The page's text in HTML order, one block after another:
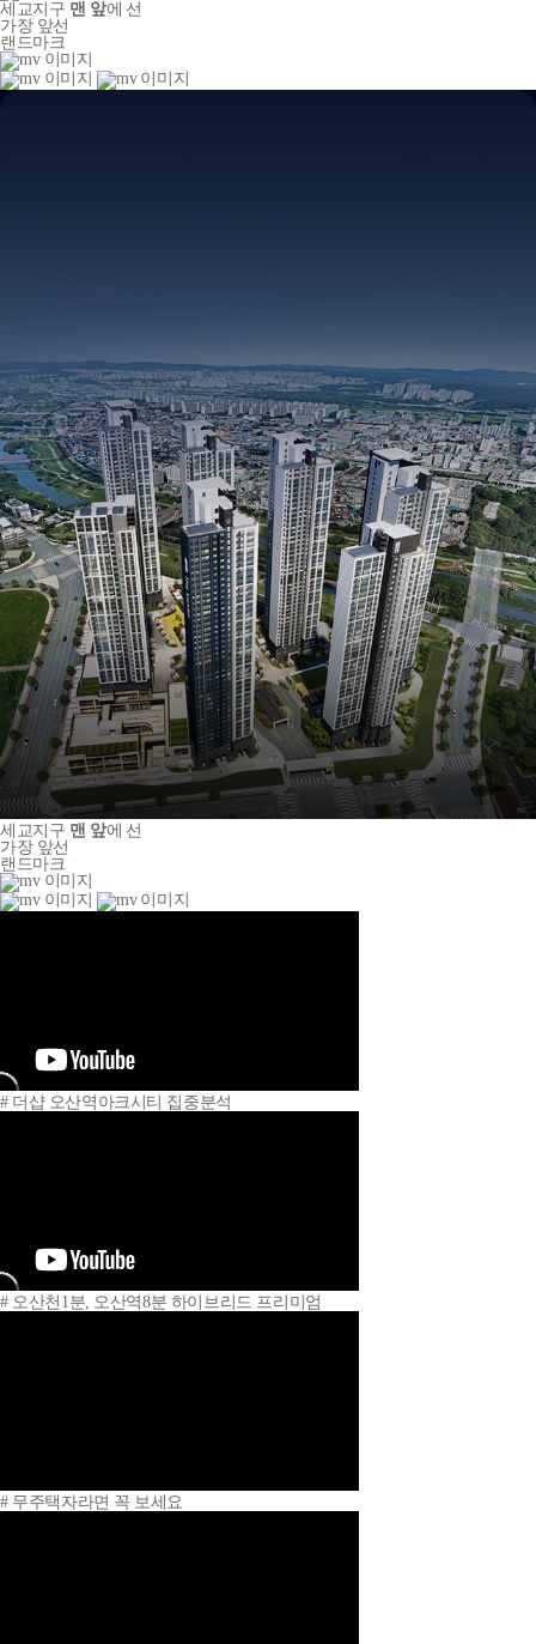
세교지구 맨 앞에 선
가장 앞선
랜드마크
세교지구 맨 앞에 선
가장 앞선
랜드마크
# 더샵 오산역아크시티 집중분석
# 오산천1분, 오산역8분 하이브리드 프리미엄
# 무주택자라면 꼭 보세요